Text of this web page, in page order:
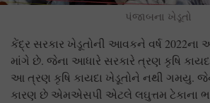
પંજાબના ખેડૂતો
કેંદ્ર સરકાર ખેડૂતોની આવકને વર્ષ 2022ના
માંગે છે. જેના આધારે સરકારે ત્રણ કૃષિ
આ ત્રણ કૃષિ કાયદા ખેડૂતોને નથી ગમયુ.
કારણ છે એમએસપી એટલે લઘુત્તમ ટેકાના